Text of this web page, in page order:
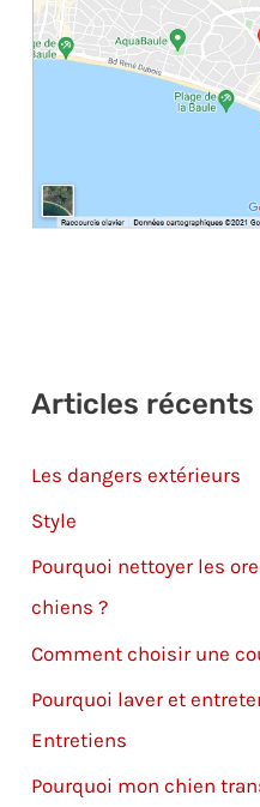
Articles récents
Les dangers extérieurs
Style
Pourquoi nettoyer les
chiens ?
Comment choisir une
Pourquoi laver et
Entretiens
Pourquoi mon chien